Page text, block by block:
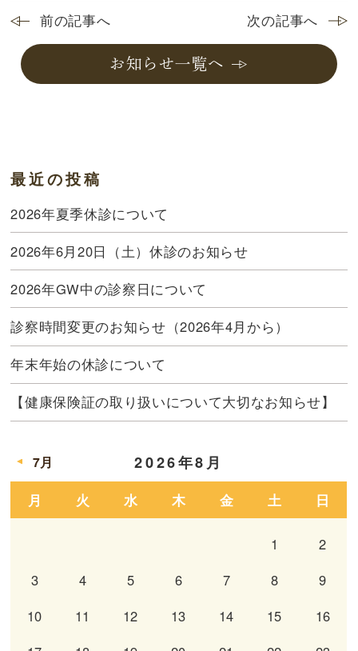
前の記事へ 次の記事へ
お知らせ一覧へ
最近の投稿
2026年夏季休診について
2026年6月20日（土）休診のお知らせ
2026年GW中の診察日について
診察時間変更のお知らせ（2026年4月から）
年末年始の休診について
【健康保険証の取り扱いについて大切なお知らせ】
2026年8月
月 火 水 木 金 土 日
7月
1
2
3
4 5 6 7 8
9
10
11 12 13 14 15
16